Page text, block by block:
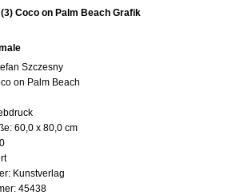
Coco on Palm Beach Grafik
Szczesny
on Palm Beach
60,0 x 80,0 cm
Kunstverlag
45438